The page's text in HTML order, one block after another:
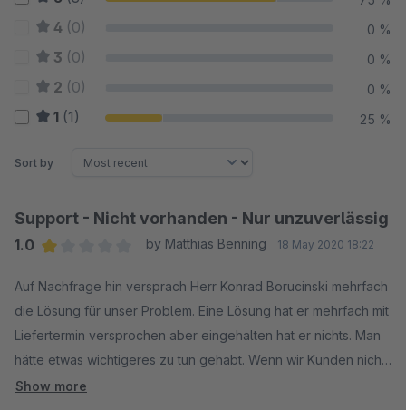
4 (0) 0 %
3 (0) 0 %
2 (0) 0 %
1 (1) 25 %
Sort by
Support - Nicht vorhanden - Nur unzuverlässig
1.0
by Matthias Benning 18 May 2020 18:22
Auf Nachfrage hin versprach Herr Konrad Borucinski mehrfach
die Lösung für unser Problem. Eine Lösung hat er mehrfach mit
Liefertermin versprochen aber eingehalten hat er nichts. Man
hätte etwas wichtigeres zu tun gehabt. Wenn wir Kunden nicht
mehr das wichtigste sind, was dann? Vielleicht kann man dort
Show more